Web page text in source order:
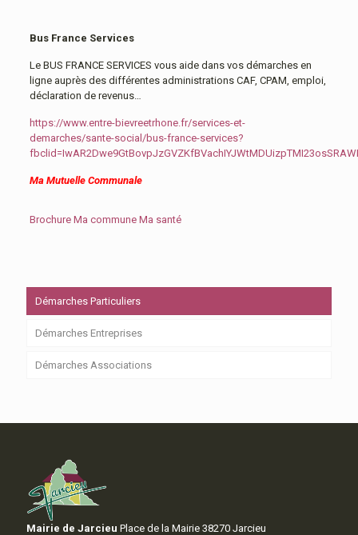
Bus France Services
Le BUS FRANCE SERVICES vous aide dans vos démarches en
ligne auprès des différentes administrations CAF, CPAM, emploi,
déclaration de revenus…
https://www.entre-bievreetrhone.fr/services-et-
demarches/sante-social/bus-france-services?
Ma Mutuelle Communale
Brochure Ma commune Ma santé
Démarches Particuliers
Démarches Entreprises
Démarches Associations
Mairie de Jarcieu Place de la Mairie 38270 Jarcieu